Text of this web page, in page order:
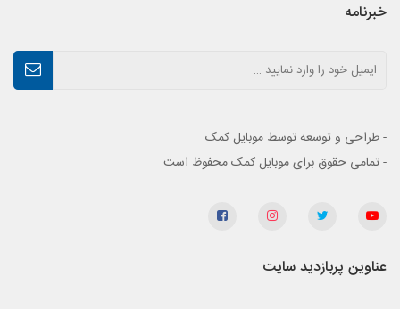
خبرنامه
- طراحی و توسعه توسط موبایل کمک
- تمامی حقوق برای موبایل کمک محفوظ است
عناوین پربازدید سایت